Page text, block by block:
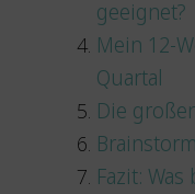
geeignet?
Mein 12-
Quartal
Die
Fazit: